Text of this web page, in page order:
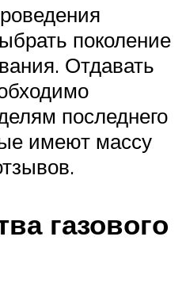
поколение
Отдавать
последнего
имеют массу
газового